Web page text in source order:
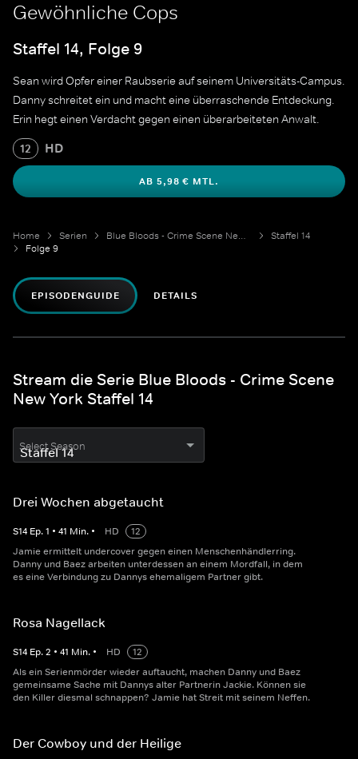
Gewöhnliche Cops
Staffel 14, Folge 9
Sean wird Opfer einer Raubserie auf seinem Universitäts-Campus.
Danny schreitet ein und macht eine überraschende Entdeckung.
Erin hegt einen Verdacht gegen einen überarbeiteten Anwalt.
12 HD
AB 5,98 € MTL.
Home Serien Blue Bloods - Crime Scene New York
Staffel 14
Folge 9
EPISODENGUIDE DETAILS
Stream die Serie Blue Bloods - Crime Scene
New York Staffel 14
Select Season
Drei Wochen abgetaucht
S14 Ep.1 • 41 Min. • HD
12
Jamie ermittelt undercover gegen einen Menschenhändlerring.
Danny und Baez arbeiten unterdessen an einem Mordfall, in dem
es eine Verbindung zu Dannys ehemaligem Partner gibt.
Rosa Nagellack
S14 Ep.2 • 41 Min. • HD
12
Als ein Serienmörder wieder auftaucht, machen Danny und Baez
gemeinsame Sache mit Dannys alter Partnerin Jackie. Können sie
den Killer diesmal schnappen? Jamie hat Streit mit seinem Neffen.
Der Cowboy und der Heilige